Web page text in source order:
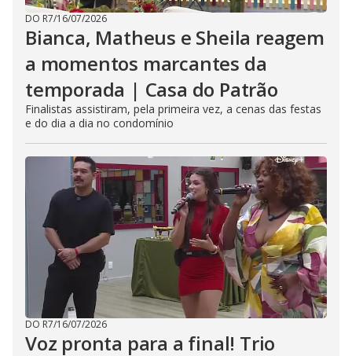
DO R7/16/07/2026
Bianca, Matheus e Sheila reagem
a momentos marcantes da
temporada | Casa do Patrão
Finalistas assistiram, pela primeira vez, a cenas das festas
e do dia a dia no condomínio
DO R7/16/07/2026
Voz pronta para a final! Trio